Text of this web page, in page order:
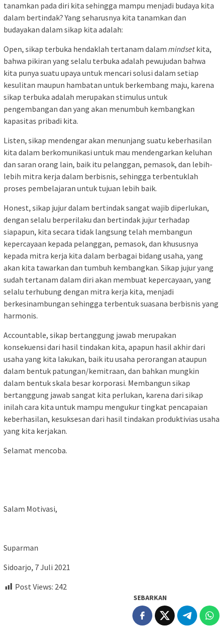
tanamkan pada diri kita sehingga mampu menjadi budaya kita
dalam bertindak? Yang seharusnya kita tanamkan dan
budayakan dalam sikap kita adalah:
Open, sikap terbuka hendaklah tertanam dalam mindsetkita,
bahwa pikiran yang selalu terbuka adalah pewujudan bahwa
kita punya suatu upaya untuk mencari solusi dalam setiap
kesulitan maupun hambatan untuk berkembang maju, karena
sikap terbuka adalah merupakan stimulus untuk
pengembangan dan yang akan menumbuh kembangkan
kapasitas pribadi kita.
Listen, sikap mendengar akan menunjang suatu keberhasilan
kita dalam berkomunikasi untuk mau mendengarkan keluhan
dan saran orang lain, baik itu pelanggan, pemasok, dan lebih-
lebih mitra kerja dalam berbisnis, sehingga terbentuklah
proses pembelajaran untuk tujuan lebih baik.
Honest, sikap jujur dalam bertindak sangat wajib diperlukan,
dengan selalu berperilaku dan bertindak jujur terhadap
siapapun, kita secara tidak langsung telah membangun
kepercayaan kepada pelanggan, pemasok, dan khususnya
kepada mitra kerja kita dalam berbagai bidang usaha, yang
akan kita tawarkan dan tumbuh kembangkan. Sikap jujur yang
sudah tertanam dalam diri akan membuat kepercayaan, yang
selalu terhubung dengan mitra kerja kita, menjadi
berkesinambungan sehingga terbentuk suasana berbisnis yang
harmonis.
Accountable, sikap bertanggung jawab merupakan
konsekuensi dari hasil tindakan kita, apapun hasil akhir dari
usaha yang kita lakukan, baik itu usaha perorangan ataupun
dalam bentuk patungan/kemitraan, dan bahkan mungkin
dalam bentuk skala besar korporasi. Membangun sikap
bertanggung jawab sangat kita perlukan, karena dari sikap
inilah cara kita untuk mampu mengukur tingkat pencapaian
keberhasilan, kesuksesan dari hasil tindakan produktivias usaha
yang kita kerjakan.
Selamat mencoba.
Salam Motivasi,
Suparman
Sidoarjo, 7 Juli 2021
Post Views: 242
SEBARKAN